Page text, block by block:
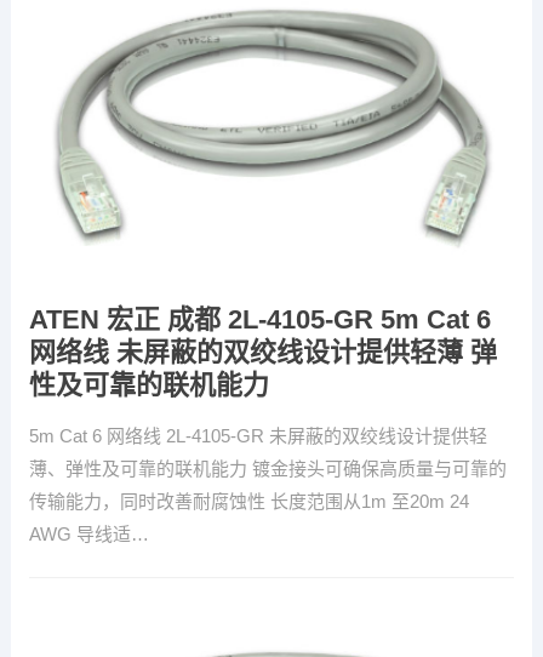
ATEN 宏正 成都 2L-4105-GR 5m Cat 6
网络线 未屏蔽的双绞线设计提供轻薄 弹
性及可靠的联机能力
5m Cat 6 网络线 2L-4105-GR 未屏蔽的双绞线设计提供轻
薄、弹性及可靠的联机能力 镀金接头可确保高质量与可靠的
传输能力，同时改善耐腐蚀性 长度范围从1m 至20m 24
AWG 导线适…